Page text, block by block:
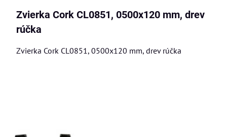
Zvierka Cork CL0851, 0500x120 mm, drev
rúčka
Zvierka Cork CL0851, 0500x120 mm, drev rúčka